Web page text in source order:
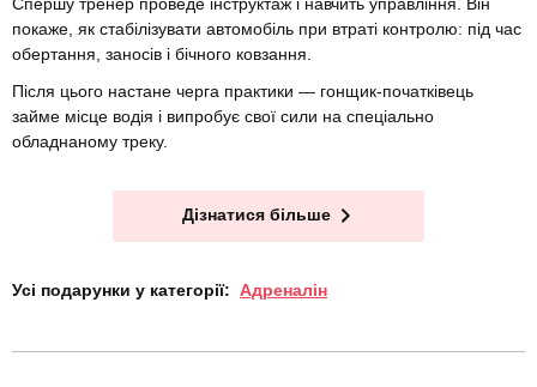
покаже, як стабілізувати автомобіль при втраті контролю: під час
обертання, заносів і бічного ковзання.
Після цього настане черга практики — гонщик-початківець
займе місце водія і випробує свої сили на спеціально
обладнаному треку.
Дізнатися більше
Усі подарунки у категорії: Адреналін